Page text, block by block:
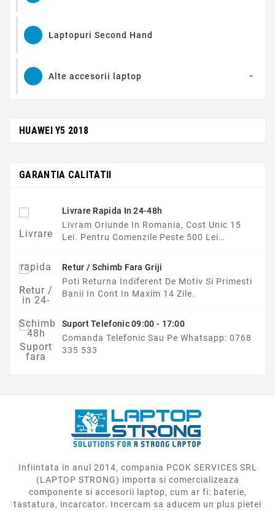
Laptopuri Second Hand
Alte accesorii laptop 
HUAWEI Y5 2018
GARANTIA CALITATII
Livrare Rapida In 24-48h
Livram Oriunde In Romania, Cost Unic 15
Lei. Pentru Comenzile Peste 500 Lei
Retur / Schimb Fara Griji
Poti Returna Indiferent De Motiv Si Primesti
Banii In Cont In Maxim 14 Zile.
Suport Telefonic 09:00 - 17:00
Comanda Telefonic Sau Pe Whatsapp: 0768
335 533
Infiintata in anul 2014, compania PCOK SERVICES SRL
(LAPTOP STRONG) importa si comercializeaza
componente si accesorii laptop, cum ar fi: baterie,
tastatura, incarcator. Incercam sa aducem un plus pietei